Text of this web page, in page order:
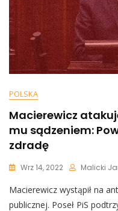
POLSKA
Macierewicz
mu sądzeniem:
zdradę
Wrz 14, 2022 Malicki
Macierewicz wystąpił na
publicznej. Poseł PiS